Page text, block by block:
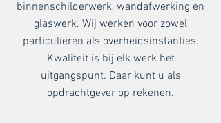
binnenschilderwerk, wandafwerking en
glaswerk. Wij werken voor zowel
particulieren als overheidsinstanties.
Kwaliteit is bij elk werk het
uitgangspunt. Daar kunt u als
opdrachtgever op rekenen.